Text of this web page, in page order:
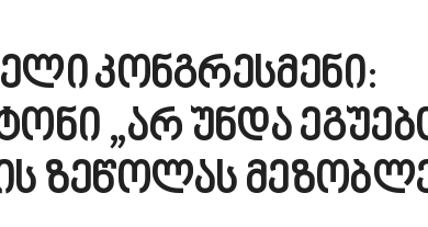
კონგრესმენი:
„არ უნდა
ზეწოლას